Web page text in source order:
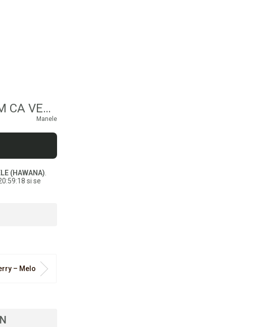
CRISTI DULES SI GIULIA CRACIUN – TRAIM CA VEDETELE (HAWANA)
Manele
(HAWANA)
si se
– Melo